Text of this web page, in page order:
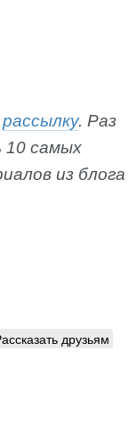
рассылку. Раз
10 самых
из блога
друзьям